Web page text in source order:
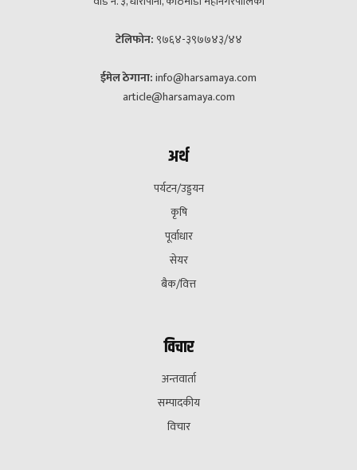
टेलिफोन: ९७६४-३९७७४३/४४
ईमेल ठेगाना:info@harsamaya.com
article@harsamaya.com
अर्थ
पर्यटन/उड्डयन
कृषि
पूर्वाधार
सेयर
बैक/वित्त
विचार
अन्तवार्ता
सम्पादकीय
विचार